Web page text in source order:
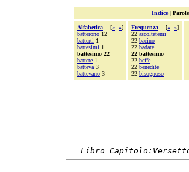
Indice| Parole
Alfabetica [« »]
batterono 12
batterti 1
battesimi 1
battesimo 22
battete 1
batteva 3
battevano 3
Frequenza [« »]
22 ascoltatemi
22 bacino
22 badate
22 battesimo
22 beffe
22 benedite
22 bisognoso
Libro